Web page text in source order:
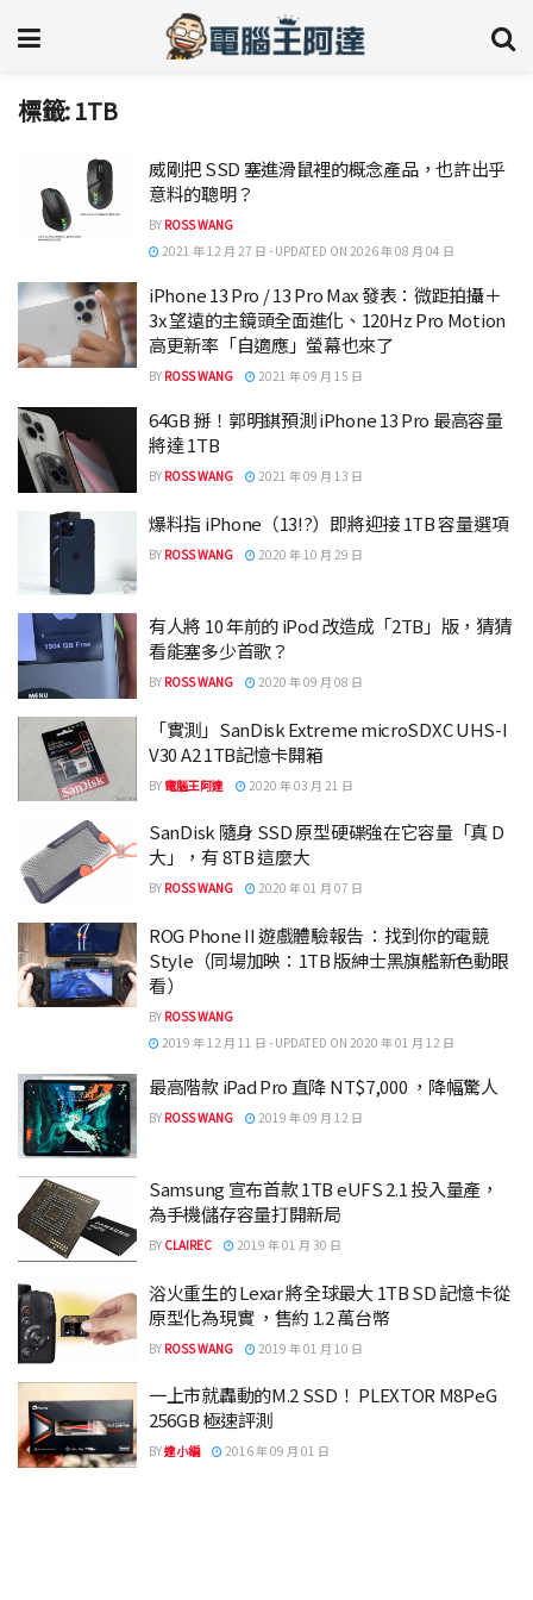
標籤:1TB
威剛把 SSD 塞進滑鼠裡的概念產品，也許出乎
意料的聰明？
BY ROSS WANG
2021 年 12 月 27 日 - UPDATED ON 2026 年 08 月 04 日
iPhone 13 Pro / 13 Pro Max 發表：微距拍攝＋
3x 望遠的主鏡頭全面進化、120Hz Pro Motion
高更新率「自適應」螢幕也來了
BY ROSS WANG 2021 年 09 月 15 日
64GB 掰！郭明錤預測 iPhone 13 Pro 最高容量
將達 1TB
BY ROSS WANG 2021 年 09 月 13 日
爆料指 iPhone（13!?）即將迎接 1TB 容量選項
BY ROSS WANG 2020 年 10 月 29 日
有人將 10 年前的 iPod 改造成「2TB」版，猜猜
看能塞多少首歌？
BY ROSS WANG 2020 年 09 月 08 日
「實測」SanDisk Extreme microSDXC UHS-I
V30 A2 1TB記憶卡開箱
BY 電腦王阿達 2020 年 03 月 21 日
SanDisk 隨身 SSD 原型硬碟強在它容量「真 D
大」，有 8TB 這麼大
BY ROSS WANG 2020 年 01 月 07 日
ROG Phone II 遊戲體驗報告 ：找到你的電競
Style（同場加映：1TB 版紳士黑旗艦新色動眼
看）
BY ROSS WANG
2019 年 12 月 11 日 - UPDATED ON 2020 年 01 月 12 日
最高階款 iPad Pro 直降 NT$7,000 ，降幅驚人
BY ROSS WANG 2019 年 09 月 12 日
Samsung 宣布首款 1TB eUFS 2.1 投入量產，
為手機儲存容量打開新局
BY CLAIREC 2019 年 01 月 30 日
浴火重生的 Lexar 將全球最大 1TB SD 記憶卡從
原型化為現實 ，售約 1.2 萬台幣
BY ROSS WANG 2019 年 01 月 10 日
一上市就轟動的M.2 SSD！ PLEXTOR M8PeG
256GB 極速評測
BY達小編 2016 年 09 月 01 日